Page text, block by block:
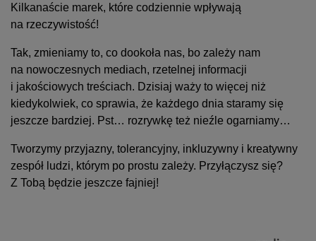
Kilkanaście marek, które codziennie wpływają
na rzeczywistość!
Tak, zmieniamy to, co dookoła nas, bo zależy nam
na nowoczesnych mediach, rzetelnej informacji
i jakościowych treściach. Dzisiaj waży to więcej niż
kiedykolwiek, co sprawia, że każdego dnia staramy się
jeszcze bardziej. Pst… rozrywkę też nieźle ogarniamy…
Tworzymy przyjazny, tolerancyjny, inkluzywny i kreatywny
zespół ludzi, którym po prostu zależy. Przyłączysz się?
Z Tobą będzie jeszcze fajniej!